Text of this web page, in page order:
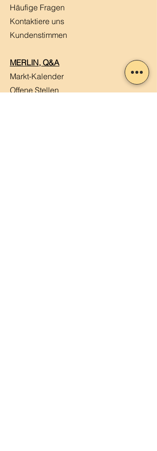
Häufige Fragen
Kontaktiere uns
Kundenstimmen
MERLIN, Q&A
Markt-Kalender
Offene Stellen